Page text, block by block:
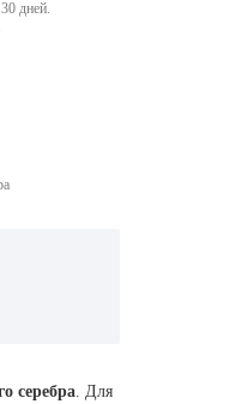
дней.
серебра. Для